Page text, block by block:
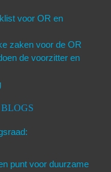
voor OR en
zaken voor de OR
de voorzitter en
punt voor duurzame